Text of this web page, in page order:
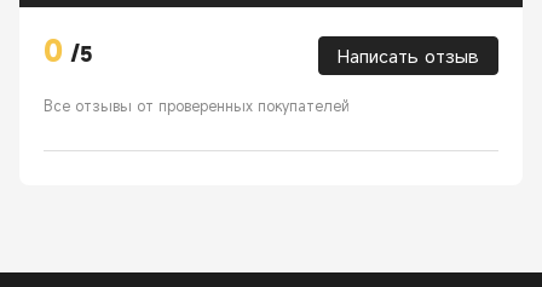
0 /5 Написать отзыв
Все отзывы от проверенных покупателей